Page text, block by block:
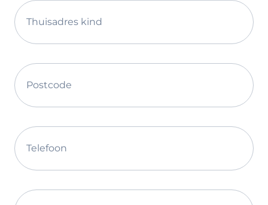
Thuisadres kind
Postcode
Telefoon